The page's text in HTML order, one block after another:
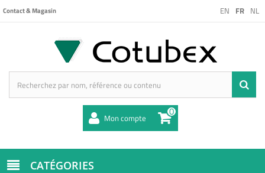
EN FR NL
Contact & Magasin
Mon compte 0
CATÉGORIES